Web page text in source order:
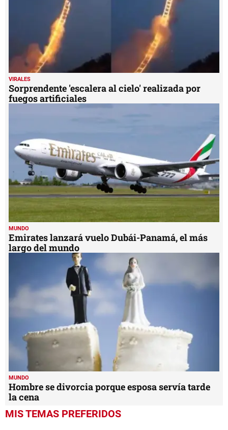
VIRALES
Sorprendente 'escalera al cielo' realizada por
fuegos artificiales
MUNDO
Emirates lanzará vuelo Dubái-Panamá, el más
largo del mundo
MUNDO
Hombre se divorcia porque esposa servía tarde
la cena
MIS TEMAS PREFERIDOS